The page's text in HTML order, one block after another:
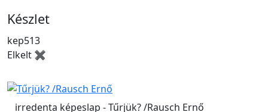
Készlet
kep513
Elkelt ✖
irredenta képeslap - Tűrjük? /Rausch Ernő